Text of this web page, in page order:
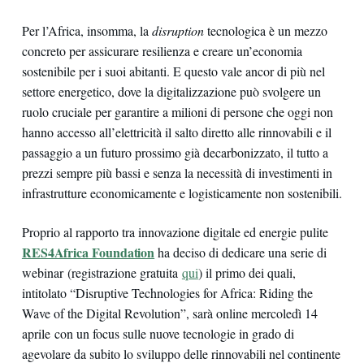
Per l’Africa, insomma, la disruptiontecnologica è un mezzo
concreto per assicurare resilienza e creare un’economia
sostenibile per i suoi abitanti. E questo vale ancor di più nel
settore energetico, dove la digitalizzazione può svolgere un
ruolo cruciale per garantire a milioni di persone che oggi non
hanno accesso all’elettricità il salto diretto alle rinnovabili e il
passaggio a un futuro prossimo già decarbonizzato, il tutto a
prezzi sempre più bassi e senza la necessità di investimenti in
infrastrutture economicamente e logisticamente non sostenibili.
Proprio al rapporto tra innovazione digitale ed energie pulite
RES4AfricaFoundationha deciso di dedicare una serie di
webinar (registrazione gratuita qui) il primo dei quali,
intitolato “Disruptive Technologies for Africa: Riding the
Wave of the Digital Revolution”, sarà online mercoledì 14
aprile con un focus sulle nuove tecnologie in grado di
agevolare da subito lo sviluppo delle rinnovabili nel continente